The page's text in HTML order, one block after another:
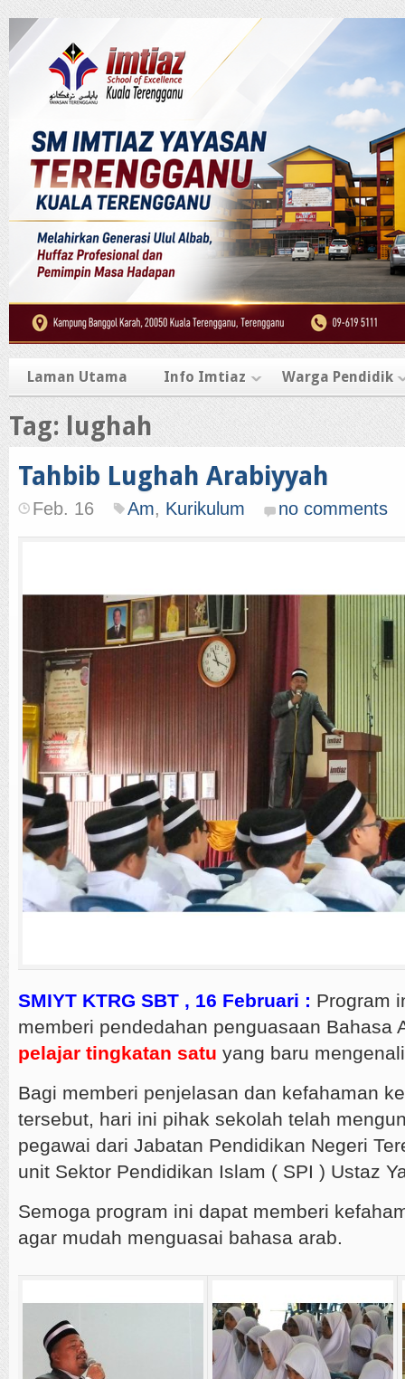
Laman Utama Info Imtiaz Warga Pendidik
Tag: lughah
Tahbib Lughah Arabiyyah
Feb. 16 Am, Kurikulum no comments
SMIYT KTRG SBT , 16 Februari : Program
memberi pendedahan penguasaan Bahasa
pelajar tingkatan satu yang baru
Bagi memberi penjelasan dan kefahaman
tersebut, hari ini pihak sekolah telah
pegawai dari Jabatan Pendidikan Negeri
unit Sektor Pendidikan Islam ( SPI ) Ustaz
Semoga program ini dapat memberi
agar mudah menguasai bahasa arab.